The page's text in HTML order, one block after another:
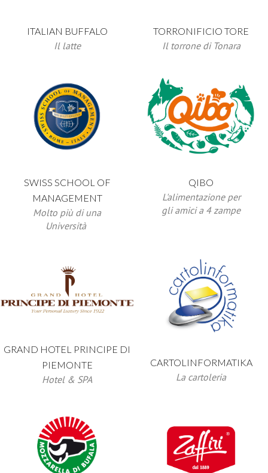
ITALIAN BUFFALO
Il latte
TORRONIFICIO TORE
Il torrone di Tonara
SWISS SCHOOL OF
MANAGEMENT
Molto più di una
Università
QIBO
L'alimentazione per
gli amici a 4 zampe
GRAND HOTEL PRINCIPE DI
PIEMONTE
Hotel & SPA
CARTOLINFORMATIKA
La cartoleria